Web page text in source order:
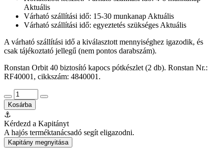
Aktuális
Várható szállítási idő: 15-30 munkanap Aktuális
Várható szállítási idő: egyeztetés szükséges Aktuális
A várható szállítási idő a kiválasztott mennyiséghez igazodik, és
csak tájékoztató jellegű (nem pontos darabszám).
Ronstan Orbit 40 biztosító kapocs pótkészlet (2 db). Ronstan Nr.:
RF40001, cikkszám: 4840001.
Kosárba
⚓
Kérdezd a Kapitányt
A hajós terméktanácsadó segít eligazodni.
Kapitány megnyitása